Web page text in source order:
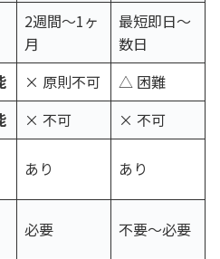
2週間〜1ヶ
月
最短即日〜
数日
× 原則不可
△ 困難
× 不可
× 不可
あり あり
必要 不要〜必要